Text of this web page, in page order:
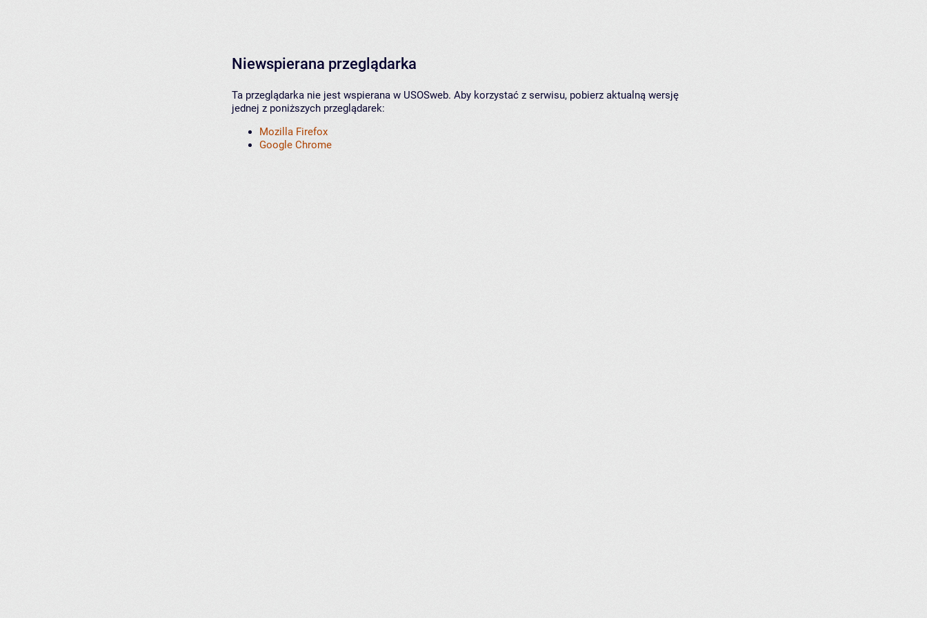
Niewspierana przeglądarka
Ta przeglądarka nie jest wspierana w USOSweb. Aby korzystać z serwisu, pobierz aktualną wersję
jednej z poniższych przeglądarek:
Mozilla Firefox
Google Chrome